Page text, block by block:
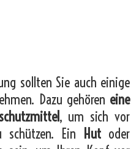
sollten Sie auch einige
Dazu gehören eine
, um sich vor
Ein
Hut oder